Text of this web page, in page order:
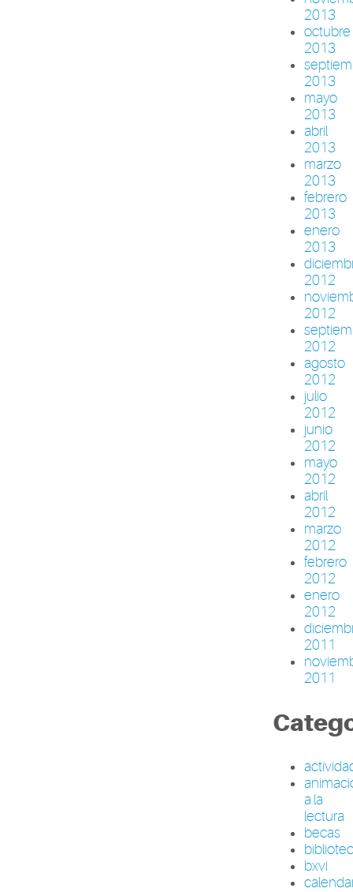
2013
octubre
2013
2013
mayo
2013
abril
2013
marzo
2013
febrero
2013
enero
2013
2012
2012
2012
agosto
2012
julio
2012
junio
2012
mayo
2012
abril
2012
marzo
2012
febrero
2012
enero
2012
2011
2011
a la
lectura
becas
bxvi